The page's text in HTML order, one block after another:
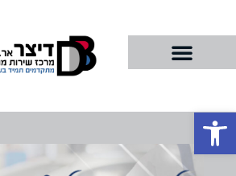
פתח סרגל נגישות